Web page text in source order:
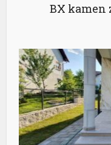
BX kamen